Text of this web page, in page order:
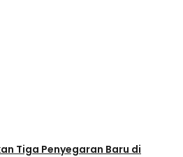
Baru di